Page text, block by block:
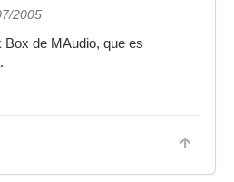
2005
Box de MAudio, que es